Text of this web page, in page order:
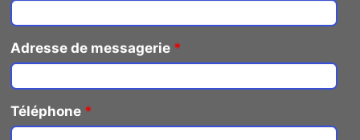
Adresse de messagerie *
Téléphone *